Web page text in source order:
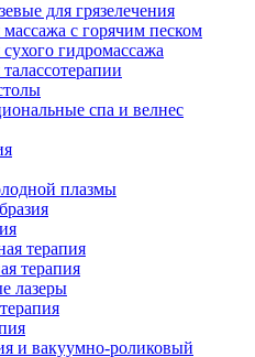
для грязелечения
с горячим песком
гидромассажа
спа и велнес
плазмы
терапия
терапия
лазеры
и вакуумно-роликовый